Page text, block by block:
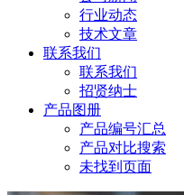
行业动态
技术文章
联系我们
联系我们
招贤纳士
产品图册
产品编号汇总
产品对比搜索
未找到页面